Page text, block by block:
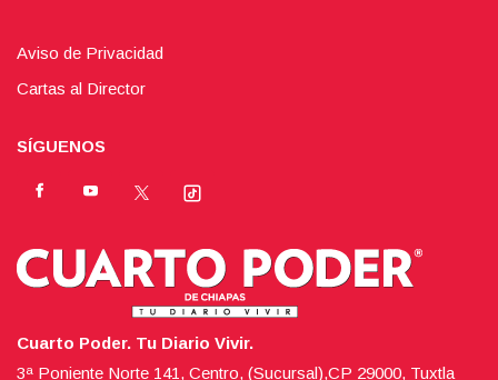
Aviso de Privacidad
Cartas al Director
SÍGUENOS
Cuarto Poder. Tu Diario Vivir.
3ª Poniente Norte 141, Centro, (Sucursal),CP 29000, Tuxtla